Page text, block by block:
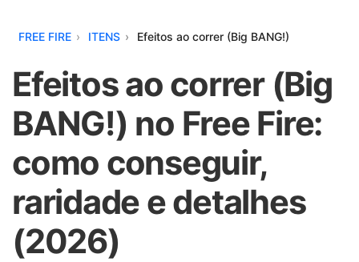
FREE FIRE ITENS Efeitos ao correr (Big BANG!)
Efeitos ao correr (Big
BANG!) no Free Fire:
como conseguir,
raridade e detalhes
(2026)